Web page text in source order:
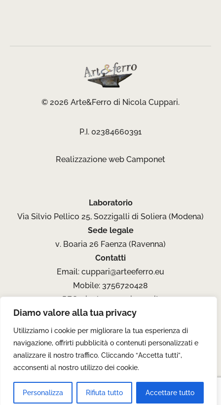
Diamo valore alla tua privacy
Utilizziamo i cookie per migliorare la tua esperienza di
navigazione, offrirti pubblicità o contenuti personalizzati e
analizzare il nostro traffico. Cliccando “Accetta tutti”,
acconsenti al nostro utilizzo dei cookie.
Personalizza Rifiuta tutto Accettare tutto
© 2026 Arte&Ferro di Nicola Cuppari.
P.I. 02384660391
Realizzazione web Camponet
Laboratorio
Via Silvio Pellico 25, Sozzigalli di Soliera (Modena)
Sede legale
v. Boaria 26 Faenza (Ravenna)
Contatti
Email: cuppari@arteeferro.eu
Mobile: 3756720428
PEC:nicolacuppari@pec.it
Social:
Cookie Policy